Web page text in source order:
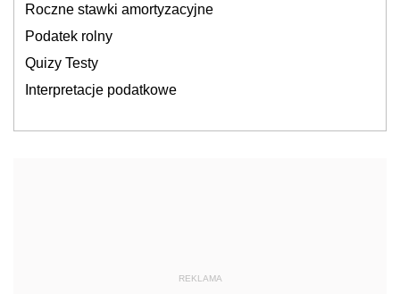
Roczne stawki amortyzacyjne
Podatek rolny
Quizy Testy
Interpretacje podatkowe
REKLAMA